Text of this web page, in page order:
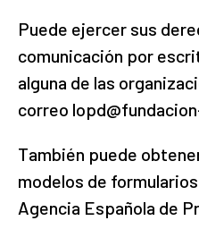
Puede ejercer sus
comunicación por
alguna de las
correo
También puede
modelos de
Agencia Española de